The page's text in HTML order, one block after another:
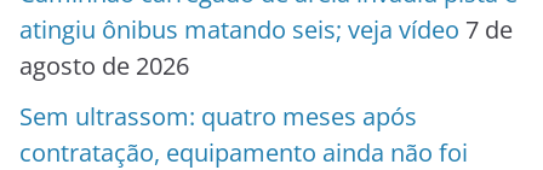
atingiu ônibus matando seis; veja vídeo 7 de
agosto de 2026
Sem ultrassom: quatro meses após
contratação, equipamento ainda não foi